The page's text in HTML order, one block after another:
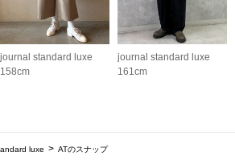
journal standard luxe
158cm
journal standard luxe
161cm
luxe ATのスナップ